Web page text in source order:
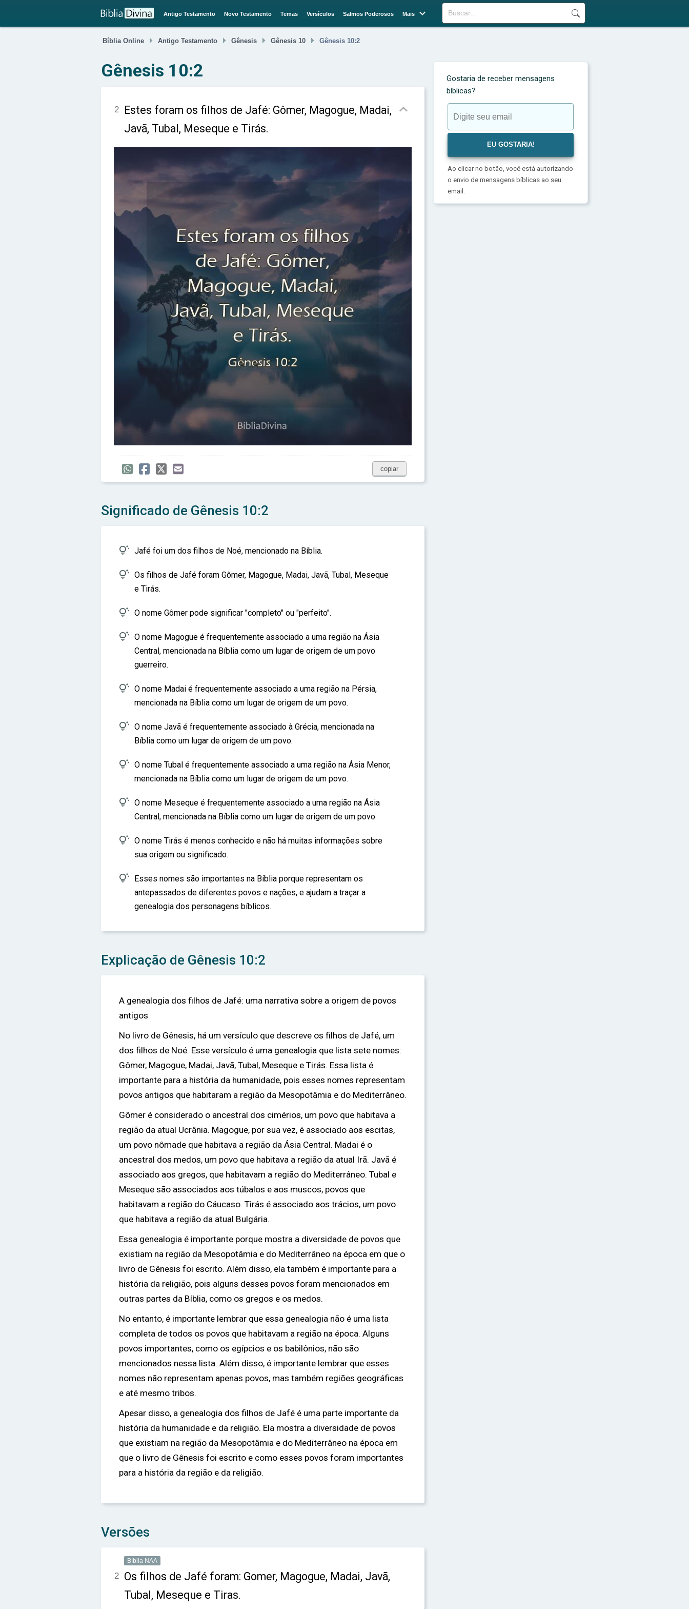
Buscar
Antigo Testamento Novo Testamento Temas Versículos Salmos Poderosos Mais 
Bíblia Online  Antigo Testamento  Gênesis  Gênesis 10  Gênesis 10:2
Gênesis 10:2
2 Estes foram os filhos de Jafé: Gômer, Magogue, Madai,
Javã, Tubal, Meseque e Tirás.

copiar
Significado de Gênesis 10:2
 Jafé foi um dos filhos de Noé, mencionado na Bíblia.
 Os filhos de Jafé foram Gômer, Magogue, Madai, Javã, Tubal, Meseque
e Tirás.
 O nome Gômer pode significar "completo" ou "perfeito".
 O nome Magogue é frequentemente associado a uma região na Ásia
Central, mencionada na Bíblia como um lugar de origem de um povo
guerreiro.
 O nome Madai é frequentemente associado a uma região na Pérsia,
mencionada na Bíblia como um lugar de origem de um povo.
 O nome Javã é frequentemente associado à Grécia, mencionada na
Bíblia como um lugar de origem de um povo.
 O nome Tubal é frequentemente associado a uma região na Ásia Menor,
mencionada na Bíblia como um lugar de origem de um povo.
 O nome Meseque é frequentemente associado a uma região na Ásia
Central, mencionada na Bíblia como um lugar de origem de um povo.
 O nome Tirás é menos conhecido e não há muitas informações sobre
sua origem ou significado.
 Esses nomes são importantes na Bíblia porque representam os
antepassados de diferentes povos e nações, e ajudam a traçar a
genealogia dos personagens bíblicos.
Explicação de Gênesis 10:2
A genealogia dos filhos de Jafé: uma narrativa sobre a origem de povos
antigos
No livro de Gênesis, há um versículo que descreve os filhos de Jafé, um
dos filhos de Noé. Esse versículo é uma genealogia que lista sete nomes:
Gômer, Magogue, Madai, Javã, Tubal, Meseque e Tirás. Essa lista é
importante para a história da humanidade, pois esses nomes representam
povos antigos que habitaram a região da Mesopotâmia e do Mediterrâneo.
Gômer é considerado o ancestral dos cimérios, um povo que habitava a
região da atual Ucrânia. Magogue, por sua vez, é associado aos escitas,
um povo nômade que habitava a região da Ásia Central. Madai é o
ancestral dos medos, um povo que habitava a região da atual Irã. Javã é
associado aos gregos, que habitavam a região do Mediterrâneo. Tubal e
Meseque são associados aos túbalos e aos muscos, povos que
habitavam a região do Cáucaso. Tirás é associado aos trácios, um povo
que habitava a região da atual Bulgária.
Essa genealogia é importante porque mostra a diversidade de povos que
existiam na região da Mesopotâmia e do Mediterrâneo na época em que o
livro de Gênesis foi escrito. Além disso, ela também é importante para a
história da religião, pois alguns desses povos foram mencionados em
outras partes da Bíblia, como os gregos e os medos.
No entanto, é importante lembrar que essa genealogia não é uma lista
completa de todos os povos que habitavam a região na época. Alguns
povos importantes, como os egípcios e os babilônios, não são
mencionados nessa lista. Além disso, é importante lembrar que esses
nomes não representam apenas povos, mas também regiões geográficas
e até mesmo tribos.
Apesar disso, a genealogia dos filhos de Jafé é uma parte importante da
história da humanidade e da religião. Ela mostra a diversidade de povos
que existiam na região da Mesopotâmia e do Mediterrâneo na época em
que o livro de Gênesis foi escrito e como esses povos foram importantes
para a história da região e da religião.
Versões
Bíblia NAA
2 Os filhos de Jafé foram: Gomer, Magogue, Madai, Javã,
Tubal, Meseque e Tiras.
Gostaria de receber mensagens
bíblicas?
Ao clicar no botão, você está autorizando
o envio de mensagens bíblicas ao seu
email.